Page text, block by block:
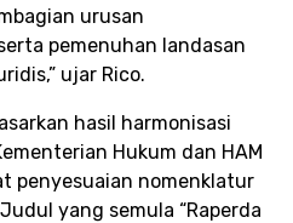
urusan
pemenuhan landasan
ujar Rico.
hasil harmonisasi
Hukum dan HAM
penyesuaian nomenklatur
yang semula “Raperda